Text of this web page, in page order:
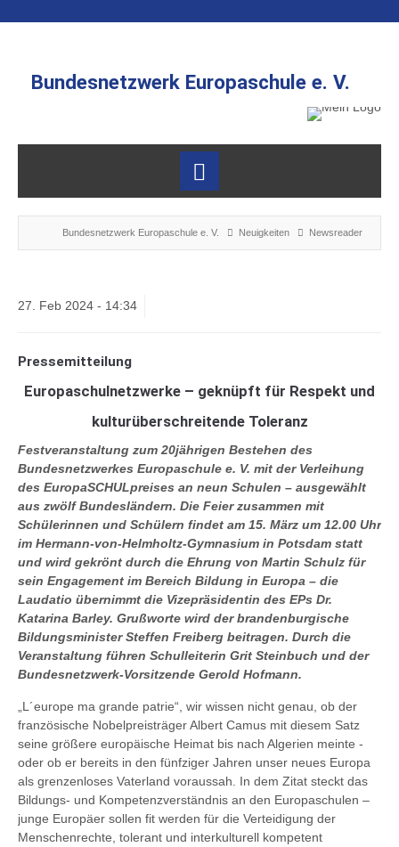
Bundesnetzwerk Europaschule e. V.
Bundesnetzwerk Europaschule e. V. Neuigkeiten Newsreader
27. Feb 2024 - 14:34
Pressemitteilung
Europaschulnetzwerke – geknüpft für Respekt und
kulturüberschreitende Toleranz
Festveranstaltung zum 20jährigen Bestehen des
Bundesnetzwerkes Europaschule e. V. mit der Verleihung
des EuropaSCHULpreises an neun Schulen – ausgewählt
aus zwölfBundesländern. Die Feier zusammen mit
Schülerinnen und Schülern findet am 15. März um 12.00 Uhr
im Hermann-von-Helmholtz-Gymnasium in Potsdam statt
und wird gekrönt durch die Ehrung von Martin Schulz für
sein Engagement im Bereich Bildung in Europa – die
Laudatio übernimmt die Vizepräsidentin des EPs Dr.
Katarina Barley. Grußworte wird derbrandenburgische
Bildungsminister Steffen Freiberg beitragen. Durch die
Veranstaltung führen Schulleiterin Grit Steinbuch und der
Bundesnetzwerk-Vorsitzende Gerold Hofmann.
„L´europe ma grande patrie“, wir wissen nicht genau, ob der
französische NobelpreisträgerAlbert Camus mit diesem Satz
seine größere europäische Heimat bis nach Algerien meinte -
oder ob er bereits in den fünfziger Jahren unser neues Europa
als grenzenloses Vaterland voraussah. In dem Zitat steckt das
Bildungs- und Kompetenzverständnis an den Europaschulen –
junge Europäer sollen fit werden für die Verteidigung der
Menschenrechte, tolerant und interkulturell kompetent